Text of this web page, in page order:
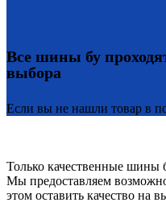
Все шины бу
выбора
Если вы не нашли товар в
Только качественные шины
Мы предоставляем
этом оставить качество на